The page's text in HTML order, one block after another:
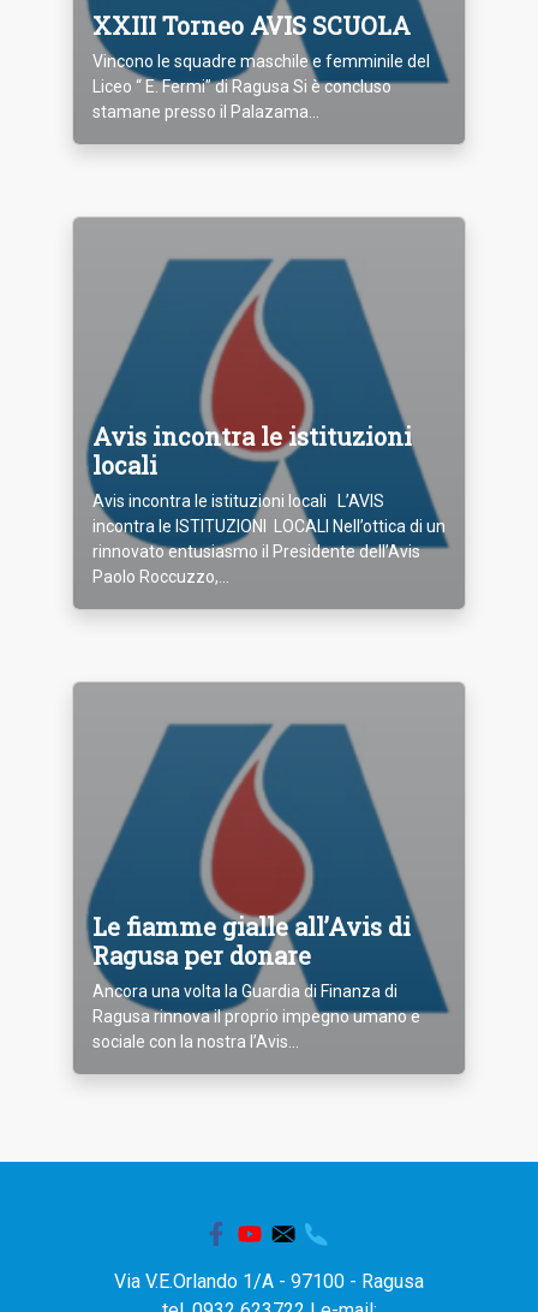
XXIII Torneo AVIS SCUOLA
Vincono le squadre maschile e femminile del
Liceo “ E. Fermi” di Ragusa Si è concluso
stamane presso il Palazama...
Avis incontra le istituzioni
locali
Avis incontra le istituzioni locali L’AVIS
incontra le ISTITUZIONI LOCALI Nell’ottica di un
rinnovato entusiasmo il Presidente dell’Avis
Paolo Roccuzzo,...
Le fiamme gialle all’Avis di
Ragusa per donare
Ancora una volta la Guardia di Finanza di
Ragusa rinnova il proprio impegno umano e
sociale con la nostra l’Avis...
Via V.E.Orlando 1/A - 97100 - Ragusa